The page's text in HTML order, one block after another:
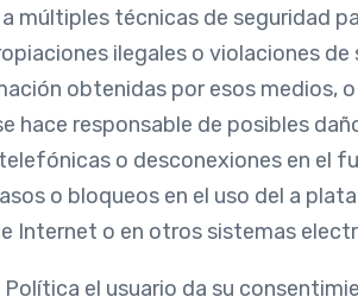
múltiples técnicas de seguridad
ilegales o violaciones
obtenidas por esos medios,
hace responsable de posibles
o desconexiones en el
o bloqueos en el uso del a
Internet o en otros sistemas
el usuario da su